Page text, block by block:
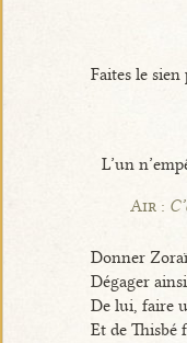
Faites le
L’un
Air :
Donner
Dégager
De lui, faire
Et de Thisbé